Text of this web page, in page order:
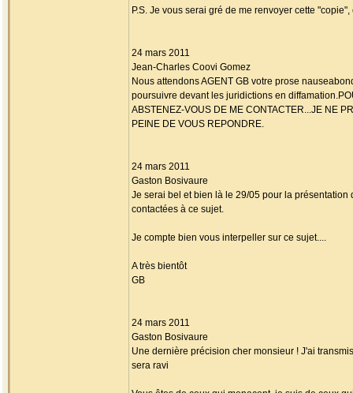
P.S. Je vous serai gré de me renvoyer cette
24 mars 2011
Jean-Charles Coovi Gomez
Nous attendons AGENT GB votre prose
poursuivre devant les juridictions en
ABSTENEZ-VOUS DE ME CONTACTER...JE NE
PEINE DE VOUS REPONDRE.
24 mars 2011
Gaston Bosivaure
Je serai bel et bien là le 29/05 pour la
contactées à ce sujet.
Je compte bien vous interpeller sur ce sujet....
A très bientôt
GB
24 mars 2011
Gaston Bosivaure
Une dernière précision cher monsieur ! J'ai
sera ravi